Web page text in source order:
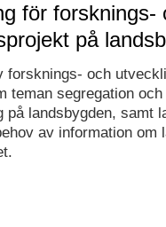
för forsknings-
på
forsknings- och
teman segregation och
på landsbygden, samt
av information om